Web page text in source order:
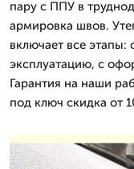
пару с ППУ в
армировка швов.
включает все этапы:
эксплуатацию, с
Гарантия на наши
под ключ скидка от